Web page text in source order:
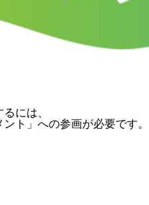
には、
ト」への参画が必要です。